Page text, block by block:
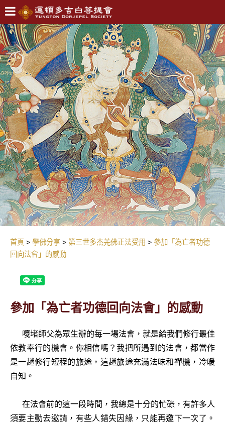
首頁 學佛分享 第三世多杰羌佛正法受用
參加「為亡者功德
回向法會」的感動
參加「為亡者功德回向法會」的感動
嘎堵師父為眾生辦的每一場法會，就是給我們修行最佳
依教奉行的機會。你相信嗎？我把所遇到的法會，都當作
是一趟修行短程的旅途，這趟旅途充滿法味和禪機，冷暖
自知。
在法會前的這一段時間，我總是十分的忙碌，有許多人
須要主動去邀請，有些人錯失因緣，只能再邀下一次了。